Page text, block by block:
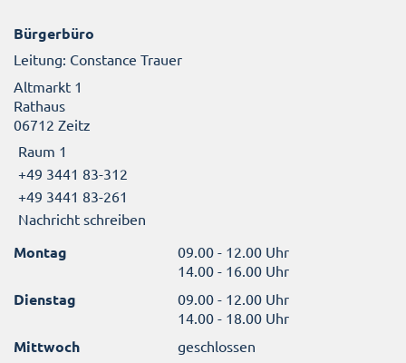
Bürgerbüro
Leitung: Constance Trauer
Altmarkt 1
Rathaus
06712 Zeitz
Raum 1
+49 3441 83-312
+49 3441 83-261
Nachricht schreiben
Montag
09.00 - 12.00 Uhr
14.00 - 16.00 Uhr
Dienstag
09.00 - 12.00 Uhr
14.00 - 18.00 Uhr
Mittwoch geschlossen